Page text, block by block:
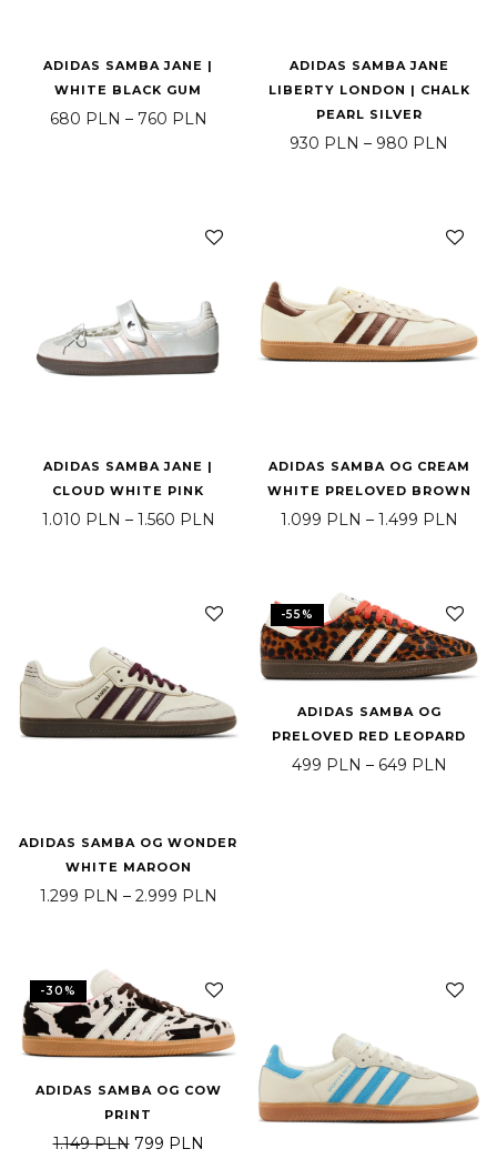
ADIDAS SAMBA JANE |
WHITE BLACK GUM
680 PLN – 760 PLN Price range: 680 PLN through 760
ADIDAS SAMBA JANE
LIBERTY LONDON | CHALK
PEARL SILVER
930 PLN – 980 PLN
ADIDAS SAMBA JANE |
CLOUD WHITE PINK
1.010 PLN – 1.560 PLN Price range: 1.010 PLN through
ADIDAS SAMBA OG CREAM
WHITE PRELOVED BROWN
1.099 PLN – 1.499 PLN
ADIDAS SAMBA OG WONDER
WHITE MAROON
1.299 PLN – 2.999 PLN
-55%
ADIDAS SAMBA OG
PRELOVED RED LEOPARD
499 PLN – 649 PLN
-30%
ADIDAS SAMBA OG COW
PRINT
1.149PLN Original price was: 1.149 PLN.
799 PLN